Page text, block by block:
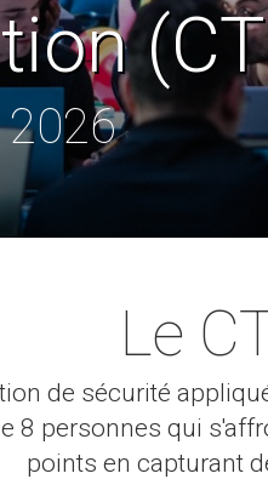
Le
de sécurité
8 personnes qui
points en capturant